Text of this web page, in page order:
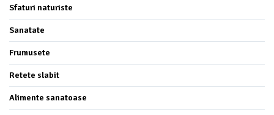
Sfaturi naturiste
Sanatate
Frumusete
Retete slabit
Alimente sanatoase